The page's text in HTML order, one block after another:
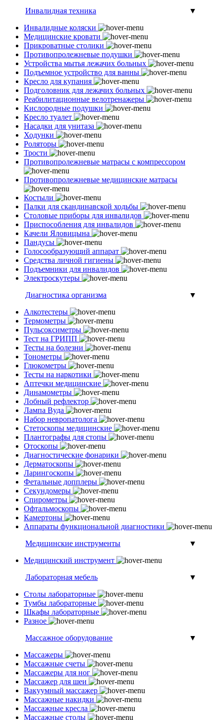
Инвалидная техника
▼
Инвалидные коляски
Медицинские кровати
Прикроватные столики
Противопролежневые подушки
Устройства мытья лежачих больных
Подъемное устройство для ванны
Кресло для купания
Подголовник для лежачих больных
Реабилитационные велотренажеры
Кислородные подушки
Кресло туалет
Насадки для унитаза
Ходунки
Роляторы
Трости
Противопролежневые матрасы с компрессором
Противопролежневые медицинские матрасы
Костыли
Палки для скандинавской ходьбы
Столовые приборы для инвалидов
Приспособления для инвалидов
Качели Яловицына
Пандусы
Голосообразующий аппарат
Средства личной гигиены
Подъемники для инвалидов
Электроскутеры
Диагностика организма
▼
Алкотестеры
Термометры
Пульсоксиметры
Тест на ГРИПП
Тесты на болезни
Тонометры
Глюкометры
Тесты на наркотики
Аптечки медицинские
Динамометры
Лобный рефлектор
Лампа Вуда
Набор невропатолога
Стетоскопы медицинские
Плантографы для стопы
Отоскопы
Диагностические фонарики
Дерматоскопы
Ларингоскопы
Фетальные допплеры
Секундомеры
Спирометры
Офтальмоскопы
Камертоны
Аппараты функциональной диагностики
Медицинские инструменты
▼
Медицинский инструмент
Лабораторная мебель
▼
Столы лабораторные
Тумбы лабораторные
Шкафы лабораторные
Разное
Массажное оборудование
▼
Массажеры
Массажные счеты
Массажеры для ног
Массажер для шеи
Вакуумный массажер
Массажные накидки
Массажные кресла
Массажные столы